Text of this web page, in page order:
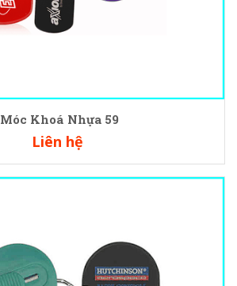
Móc Khoá Nhựa 59
Liên hệ